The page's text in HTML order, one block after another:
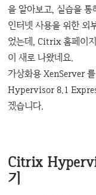
을 알아보고, 실습을
인터넷 사용을 위한 외
었는데, Citrix 홈페이
이 새로 나왔네요.
가상화용 XenServer
Hypervisor 8.1
겠습니다.
Citrix
기